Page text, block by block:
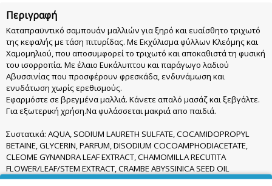
Περιγραφή
Καταπραϋντικό σαμπουάν μαλλιών για ξηρό και ευαίσθητο τριχωτό
της κεφαλής με τάση πιτυρίδας. Με Εκχύλισμα φύλλων Κλεόμης και
Χαμομηλιού, που αποσυμφορεί το τριχωτό και αποκαθιστά τη φυσική
του ισορροπία. Με έλαιο Ευκάλυπτου και παράγωγο λαδιού
Αβυσσινίας που προσφέρουν φρεσκάδα, ενδυνάμωση και
ενυδάτωση χωρίς ερεθισμούς.
Εφαρμόστε σε βρεγμένα μαλλιά. Κάνετε απαλό μασάζ και ξεβγάλτε.
Για εξωτερική χρήση.Να φυλάσσεται μακριά απο παιδιά.
Συστατικά: AQUA, SODIUM LAURETH SULFATE, COCAMIDOPROPYL
BETAINE, GLYCERIN, PARFUM, DISODIUM COCOAMPHODIACETATE,
CLEOME GYNANDRA LEAF EXTRACT, CHAMOMILLA RECUTITA
FLOWER/LEAF/STEM EXTRACT, CRAMBE ABYSSINICA SEED OIL
PHYTOSTEROL ESTERS, HELIANTHUS ANNUUS HYBRID OIL, ALOE